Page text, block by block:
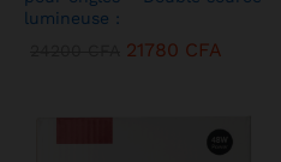
lumineuse :
21780 CFA